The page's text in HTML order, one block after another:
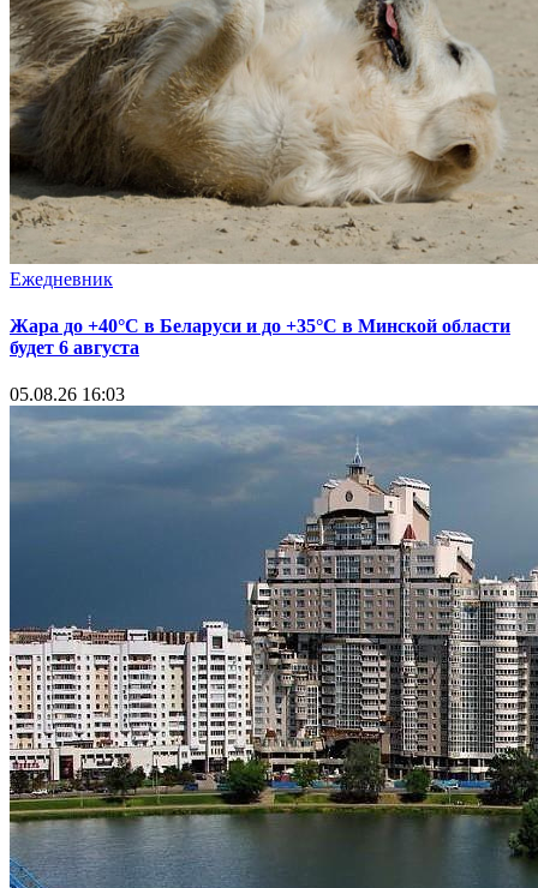
Ежедневник
Жара до +40°С в Беларуси и до +35°С в Минской области
будет 6 августа
05.08.26 16:03